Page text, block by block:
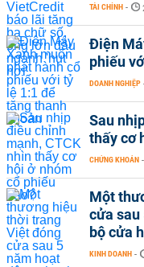
TÀI CHÍNH -
Điện
phiếu
DOANH NGHIỆP
Sau
thấy cơ
CHỨNG KHOÁN -
Một
cửa sau
bộ cửa
KINH DOANH -